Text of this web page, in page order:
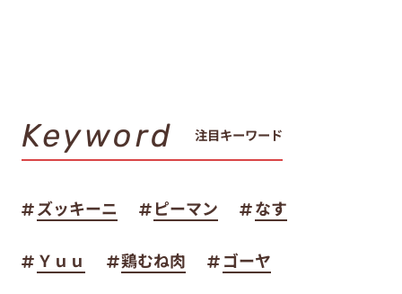
Keyword 注目キーワード
ズッキーニ ピーマン なす
Ｙｕｕ 鶏むね肉 ゴーヤ